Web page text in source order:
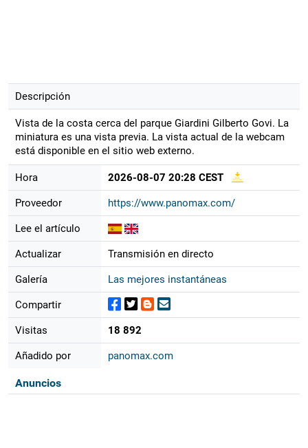
Descripción
Vista de la costa cerca del parque Giardini Gilberto Govi. La
miniatura es una vista previa. La vista actual de la webcam
está disponible en el sitio web externo.
Hora 2026-08-07 20:28 CEST
Proveedor https://www.panomax.com/
Lee el artículo
Actualizar Transmisión en directo
Galería Las mejores instantáneas
Compartir
Visitas 18 892
Añadido por panomax.com
Anuncios